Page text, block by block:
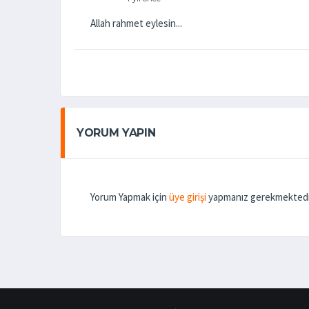
Allah rahmet eylesin...
YORUM YAPIN
Yorum Yapmak için üye girişi yapmanız